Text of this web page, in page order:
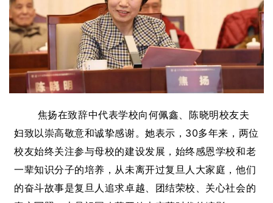
焦扬在致辞中代表学校向何佩鑫、陈晓明校友夫
妇致以崇高敬意和诚挚感谢。她表示，30多年来，两位
校友始终关注参与母校的建设发展，始终感恩学校和老
一辈知识分子的培养，从未离开过复旦人大家庭，他们
的奋斗故事是复旦人追求卓越、团结荣校、关心社会的